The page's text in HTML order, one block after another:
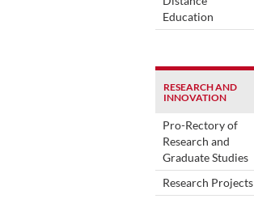
Education
RESEARCH AND
INNOVATION
Pro-Rectory of
Research and
Graduate Studies
Research Projects